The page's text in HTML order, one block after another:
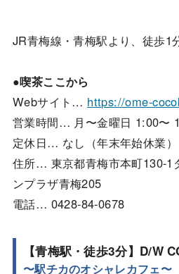
JR青梅線・青梅駅より、徒歩1
●喫茶ここから
Webサイト… https://ome-
営業時間… 月〜金曜日 1:00〜
定休日… なし（年末年始休業）
住所… 東京都青梅市本町130-1
ンプラザ青梅205
電話… 0428-84-0678
【青梅駅・徒歩3分】 D/W
〜駅チカのオシャレカフェ〜